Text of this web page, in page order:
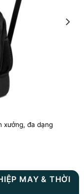
MAY & THỜI
xưởng, đa dạng